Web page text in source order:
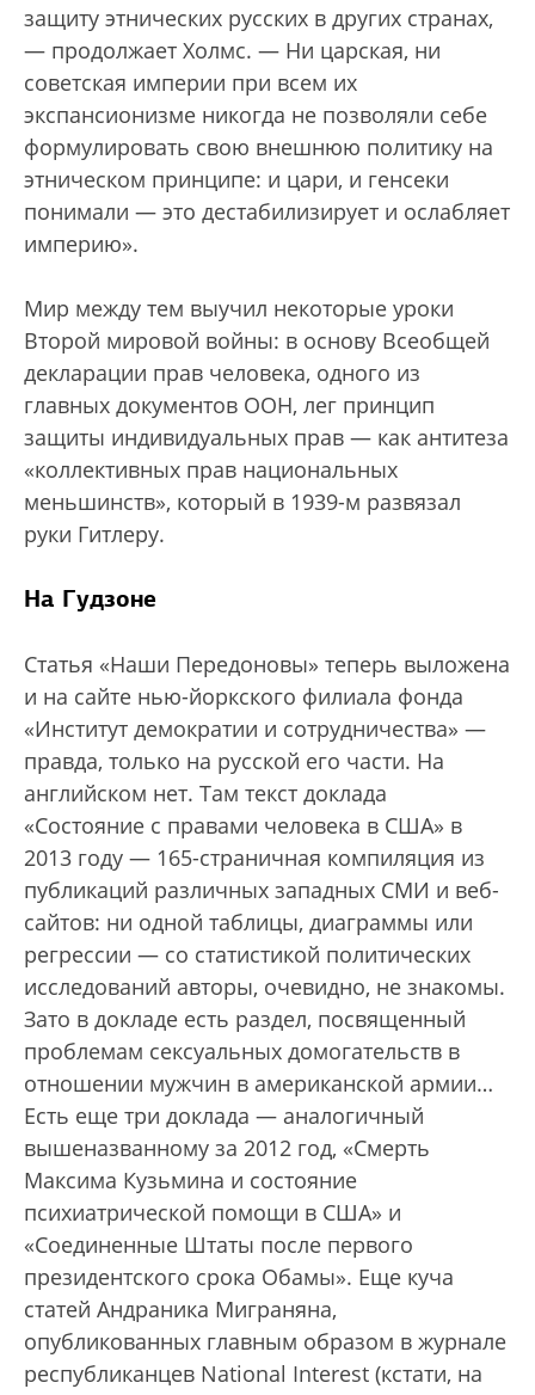
защиту этнических русских в других странах,
— продолжает Холмс. — Ни царская, ни
советская империи при всем их
экспансионизме никогда не позволяли себе
формулировать свою внешнюю политику на
этническом принципе: и цари, и генсеки
понимали — это дестабилизирует и ослабляет
империю».
Мир между тем выучил некоторые уроки
Второй мировой войны: в основу Всеобщей
декларации прав человека, одного из
главных документов ООН, лег принцип
защиты индивидуальных прав — как антитеза
«коллективных прав национальных
меньшинств», который в 1939-м развязал
руки Гитлеру.
На Гудзоне
Статья «Наши Передоновы» теперь выложена
и на сайте нью-йоркского филиала фонда
«Институт демократии и сотрудничества» —
правда, только на русской его части. На
английском нет. Там текст доклада
«Состояние с правами человека в США» в
2013 году — 165-страничная компиляция из
публикаций различных западных СМИ и веб-
сайтов: ни одной таблицы, диаграммы или
регрессии — со статистикой политических
исследований авторы, очевидно, не знакомы.
Зато в докладе есть раздел, посвященный
проблемам сексуальных домогательств в
отношении мужчин в американской армии…
Есть еще три доклада — аналогичный
вышеназванному за 2012 год, «Смерть
Максима Кузьмина и состояние
психиатрической помощи в США» и
«Соединенные Штаты после первого
президентского срока Обамы». Еще куча
статей Андраника Миграняна,
опубликованных главным образом в журнале
республиканцев National Interest (кстати, на